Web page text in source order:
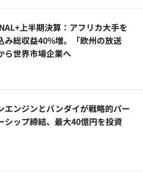
上半期決算：アフリカ大手を
み総収益40%増。「欧州の放送
ら世界市場企業へ
エンジンとバンダイが戦略的パー
シップ締結、最大40億円を投資